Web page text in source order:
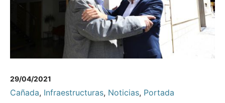
29/04/2021
Cañada, Infraestructuras, Noticias, Portada